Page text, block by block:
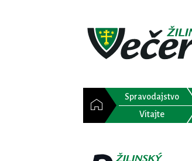
Spravodajstvo
Vitajte